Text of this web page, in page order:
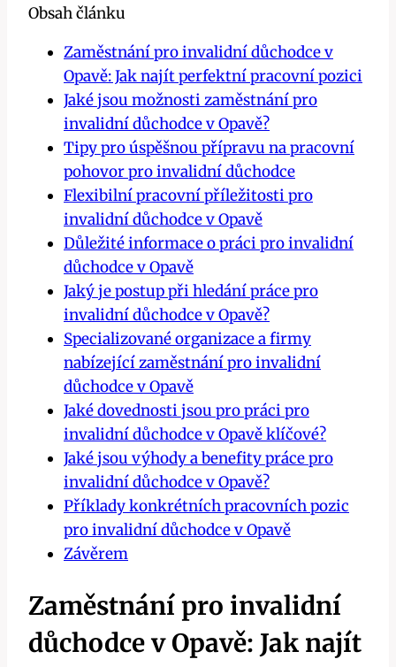
Obsah článku
Zaměstnání pro invalidní důchodce v
Opavě: Jak najít perfektní pracovní pozici
Jaké jsou možnosti zaměstnání pro
invalidní důchodce v Opavě?
Tipy pro úspěšnou přípravu na pracovní
pohovor pro invalidní důchodce
Flexibilní pracovní příležitosti pro
invalidní důchodce v Opavě
Důležité informace o práci pro invalidní
důchodce v Opavě
Jaký je postup při hledání práce pro
invalidní důchodce v Opavě?
Specializované organizace a firmy
nabízející zaměstnání pro invalidní
důchodce v Opavě
Jaké dovednosti jsou pro práci pro
invalidní důchodce v Opavě klíčové?
Jaké jsou výhody a benefity práce pro
invalidní důchodce v Opavě?
Příklady konkrétních pracovních pozic
pro invalidní důchodce v Opavě
Závěrem
Zaměstnání pro invalidní
důchodce v Opavě: Jak najít